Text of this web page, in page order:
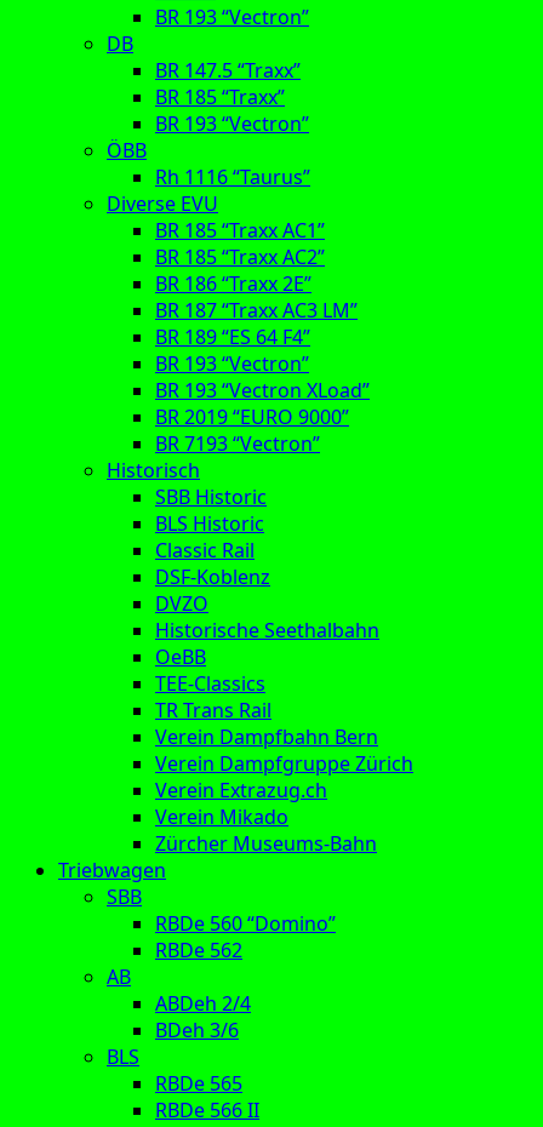
BR 193 “Vectron”
DB
BR 147.5 “Traxx”
BR 185 “Traxx”
BR 193 “Vectron”
ÖBB
Rh 1116 “Taurus”
Diverse EVU
BR 185 “Traxx AC1”
BR 185 “Traxx AC2”
BR 186 “Traxx 2E”
BR 187 “Traxx AC3 LM”
BR 189 “ES 64 F4”
BR 193 “Vectron”
BR 193 “Vectron XLoad”
BR 2019 “EURO 9000”
BR 7193 “Vectron”
Historisch
SBB Historic
BLS Historic
Classic Rail
DSF-Koblenz
DVZO
Historische Seethalbahn
OeBB
TEE-Classics
TR Trans Rail
Verein Dampfbahn Bern
Verein Dampfgruppe Zürich
Verein Extrazug.ch
Verein Mikado
Zürcher Museums-Bahn
Triebwagen
SBB
RBDe 560 “Domino”
RBDe 562
AB
ABDeh 2/4
BDeh 3/6
BLS
RBDe 565
RBDe 566 II